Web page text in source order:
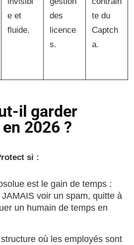
e et
fluide.
des
licence
s.
te du
Captch
a.
il garder
2026 ?
si :
est le gain de temps :
voir un spam, quitte à
un humain de temps en
où les employés sont